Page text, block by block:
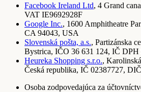
Facebook Ireland Ltd, 4 Grand
VAT IE9692928F
Google Inc., 1600 Amphitheatre
CA 94043, USA
Slovenská pošta, a.s., Partizánska
Bystrica, IČO 36 631 124, IČ DPH
Heureka Shopping s.r.o.,
Česká republika, IČ 02387727,
Osoba zodpovedajúca za